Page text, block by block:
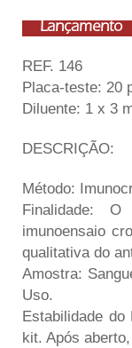
REF. 146
Placa-teste: 20
Diluente: 1 x 3
DESCRIÇÃO:
Método:
Finalidade:
imunoensaio
qualitativa do
Amostra:
Uso.
Estabilidade do
kit. Após